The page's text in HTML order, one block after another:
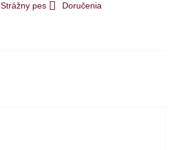
Strážny pes Doručenia